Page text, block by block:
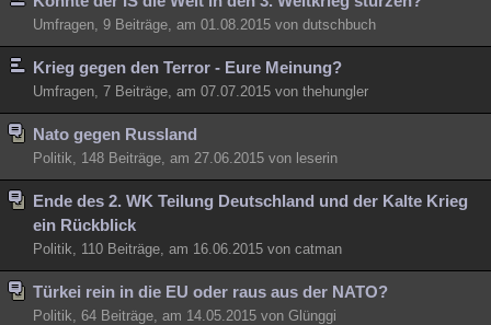
Umfragen, 9 Beiträge, am 01.08.2015 von dutschbuch
Krieg gegen den Terror - Eure Meinung?
Umfragen, 7 Beiträge, am 07.07.2015 von thehungler
Nato gegen Russland
Politik, 148 Beiträge, am 27.06.2015 von leserin
Ende des 2. WK Teilung Deutschland und der Kalte Krieg
ein Rückblick
Politik, 110 Beiträge, am 16.06.2015 von catman
Türkei rein in die EU oder raus aus der NATO?
Politik, 64 Beiträge, am 14.05.2015 von Glünggi